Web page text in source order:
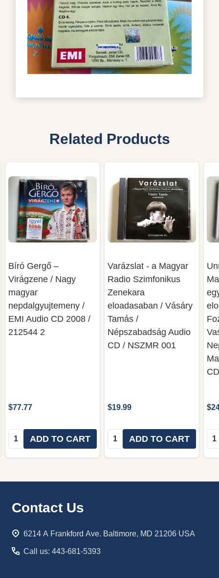
Related Products
Bíró Gergő –
Virágzene / Nagy
magyar
nepdalgyujtemeny /
EMI Audio CD 2008 /
212544 2
$77.77
Quantity:ADD TO CART
Varázslat - a Magyar
Radio Szimfonikus
Zenekara
eloadasaban / Vásáry
Tamás /
Népszabadság Audio
CD /‎ NSZMR 001
$19.99
Quantity:ADD TO CART
Footer
Contact Us
6214 A Frankford Ave. Baltimore, MD 21206 USA
Call us: 443-681-5393